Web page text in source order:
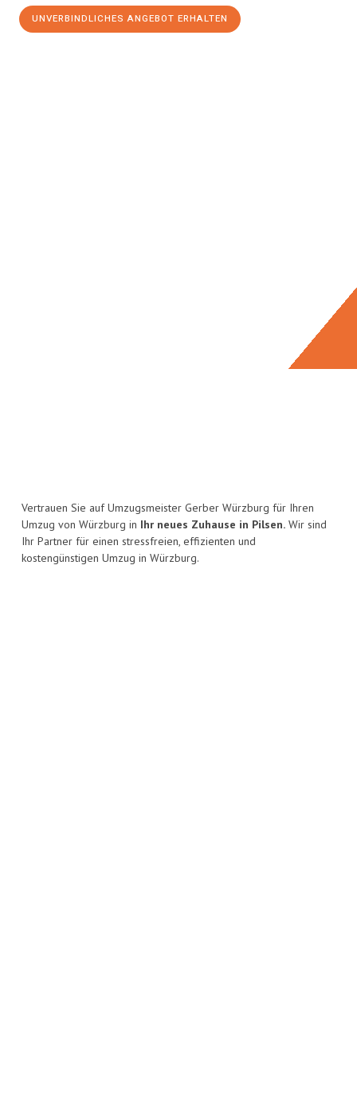
UNVERBINDLICHES ANGEBOT ERHALTEN
Vertrauen Sie auf Umzugsmeister Gerber Würzburg für Ihren
Umzug von Würzburg in Ihr neues Zuhause in Pilsen. Wir sind
Ihr Partner für einen stressfreien, effizienten und
kostengünstigen Umzug in Würzburg.